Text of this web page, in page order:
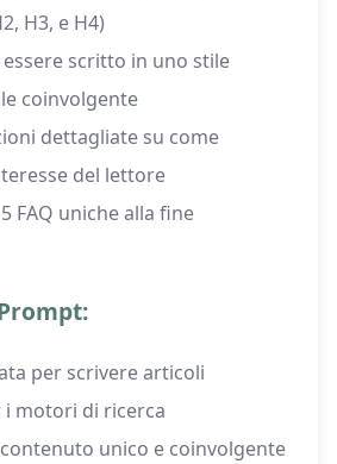
H3, e H4)
scritto in uno stile
coinvolgente
dettagliate su come
del lettore
FAQ uniche alla fine
per scrivere articoli
motori di ricerca
unico e coinvolgente